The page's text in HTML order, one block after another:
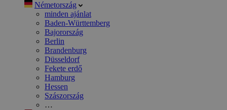
Németország
minden ajánlat
Baden-Württemberg
Bajorország
Berlin
Brandenburg
Düsseldorf
Fekete erdő
Hamburg
Hessen
Szászország
…